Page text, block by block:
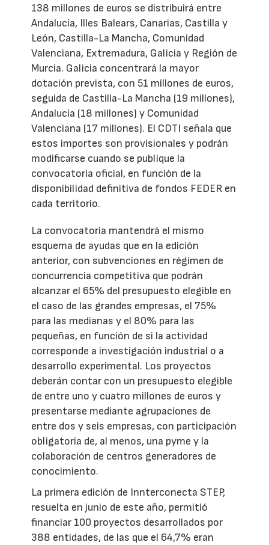
138 millones de euros se distribuirá entre
Andalucía, Illes Balears, Canarias, Castilla y
León, Castilla-La Mancha, Comunidad
Valenciana, Extremadura, Galicia y Región de
Murcia. Galicia concentrará la mayor
dotación prevista, con 51 millones de euros,
seguida de Castilla-La Mancha (19 millones),
Andalucía (18 millones) y Comunidad
Valenciana (17 millones). El CDTI señala que
estos importes son provisionales y podrán
modificarse cuando se publique la
convocatoria oficial, en función de la
disponibilidad definitiva de fondos FEDER en
cada territorio.
La convocatoria mantendrá el mismo
esquema de ayudas que en la edición
anterior, con subvenciones en régimen de
concurrencia competitiva que podrán
alcanzar el 65% del presupuesto elegible en
el caso de las grandes empresas, el 75%
para las medianas y el 80% para las
pequeñas, en función de si la actividad
corresponde a investigación industrial o a
desarrollo experimental. Los proyectos
deberán contar con un presupuesto elegible
de entre uno y cuatro millones de euros y
presentarse mediante agrupaciones de
entre dos y seis empresas, con participación
obligatoria de, al menos, una pyme y la
colaboración de centros generadores de
conocimiento.
La primera edición de Innterconecta STEP,
resuelta en junio de este año, permitió
financiar 100 proyectos desarrollados por
388 entidades, de las que el 64,7% eran